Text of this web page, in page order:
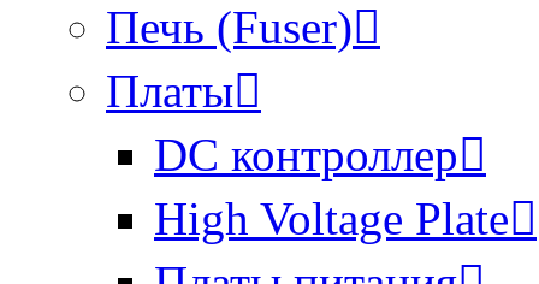
Печь (Fuser)
Платы
DC контроллер
High Voltage Plate